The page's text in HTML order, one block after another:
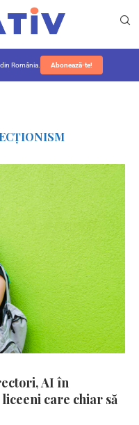
România. Abonează-te!
AI în
care chiar să